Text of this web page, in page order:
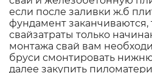
если после заливки ж.б
фундамент заканчиваются,
свайзатраты только
монтажа свай вам
бруси смонтировать
далее закупить